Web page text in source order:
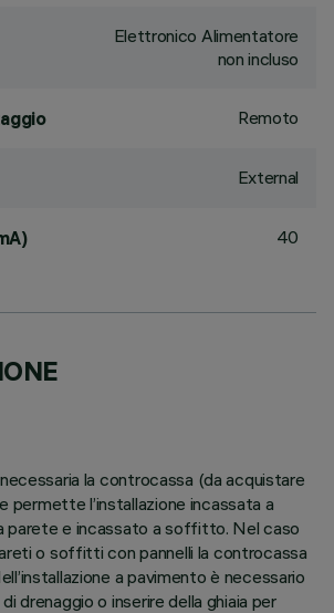
Elettronico Alimentatore
non incluso
Remoto
External
40
necessaria la controcassa (da acquistare
permette l’installazione incassata a
parete e incassato a soffitto. Nel caso
o soffitti con pannelli la controcassa
a pavimento è necessario
drenaggio o inserire della ghiaia per